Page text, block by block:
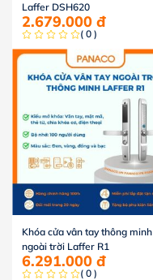
Laffer DSH620
2.679.000 đ
( 0 )
Khóa cửa vân tay thông minh
ngoài trời Laffer R1
6.291.000 đ
( 0 )